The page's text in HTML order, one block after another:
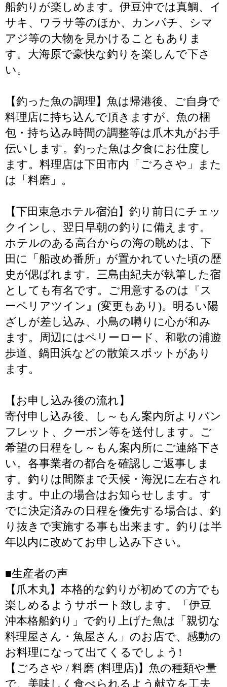
船釣りが楽しめます。伊豆沖では真鯛、イ
サキ、ワラサ等のほか、カンパチ、シマ
アジ等の大物を見かけることもありま
す。大海原で豪快な釣りを楽しんで下さ
い。
【釣った魚の調理】魚は帰港後、ご自身で
料理店に持ち込んで頂きますが、魚の梱
包・持ち込み時間の調整等は爪木丸がお手
伝いします。釣った魚は夕食にお仕度し
ます。料理店は下田市内「ごろさや」また
は「料磨」。
【下田東急ホテル宿泊】釣り前日にチェッ
クインし、翌日早朝の釣りに備えます。
ホテルのある高台からの海の眺めは、下
田に「船改め番所」が置かれていた頃の歴
史が偲ばれます。三島由紀夫が執筆した宿
としても有名です。ご用意するのは『ス
ーペリアツイン』(変更もあり)。明るい陽
ざしが差し込み、小鳥の囀りに心が和み
ます。周辺にはペリーロード、和歌の浦遊
歩道、鍋田浜などの散策スポットがあり
ます。
【お申し込み後の流れ】
寄付申し込み後、し～もん案内所よりパン
フレット、クーポン等を送付します。ご
希望の日程をし～もん案内所にご連絡下さ
い。各事業者の都合を確認しご返事しま
す。釣りは間際まで天候・海況に左右され
ます。中止の場合はお知らせします。す
でに決定済みの日程を優先する場合は、釣
り抜きで実施する事も出来ます。釣りは半
年以内に改めてお申し込み下さい。
■生産者の声
【爪木丸】本格的な釣りが初めての方でも
楽しめるようサポート致します。「伊豆
沖本格船釣り」で釣り上げた魚は「親切な
料理屋さん・魚屋さん」のお店で、感動の
お料理になって出てくるでしょう!
【ごろさや / 料磨 (料理店)】魚の種類や量
で、美味しく食べられるよう献立を工夫